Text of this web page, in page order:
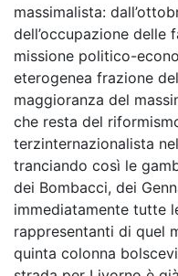
massimalista:
dell’occupazione delle
missione politico-
eterogenea frazione
maggioranza del
che resta del
terzinternazionalista
tranciando così le
dei Bombacci, dei
immediatamente tutte
rappresentanti di quel
quinta colonna